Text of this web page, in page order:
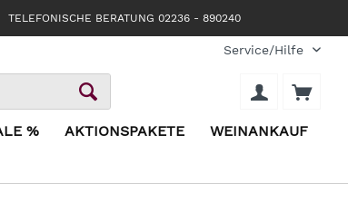
TELEFONISCHE BERATUNG 02236 - 890240
Service/Hilfe
% AKTIONSPAKETE WEINANKAUF